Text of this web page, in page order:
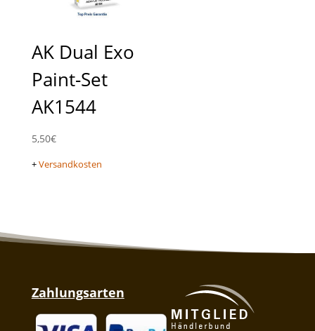
AK Dual Exo
Paint-Set
AK1544
5,50€
+Versandkosten
Zahlungsarten